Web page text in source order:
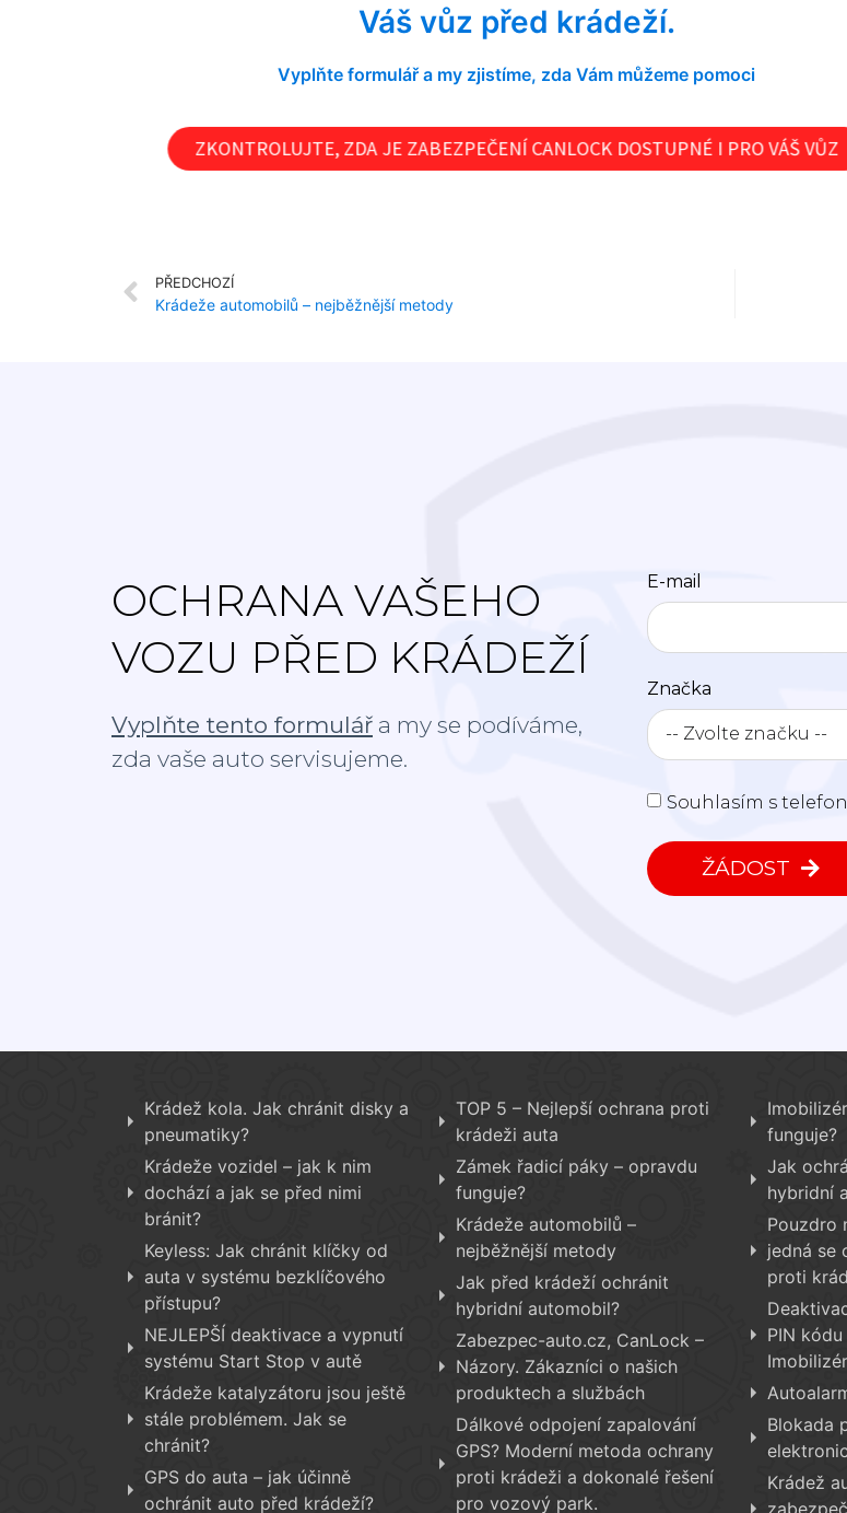
Váš vůz před krádeží.
Vyplňte formulář a my zjistíme, zda Vám můžeme pomoci
ZKONTROLUJTE, ZDA JE ZABEZPEČENÍ CANLOCK DOSTUPNÉ I PRO VÁŠ
PŘEDCHOZÍ
Krádeže automobilů – nejběžnější metody
OCHRANA VAŠEHO
VOZU PŘED KRÁDEŽÍ
Vyplňte tento formulář a my se podíváme,
zda vaše auto servisujeme.
E-mail
Značka
Souhlasím s
ŽÁDOST
Krádež kola. Jak chránit disky a
pneumatiky?
Krádeže vozidel – jak k nim
dochází a jak se před nimi
bránit?
Keyless: Jak chránit klíčky od
auta v systému bezklíčového
přístupu?
NEJLEPŠÍ deaktivace a vypnutí
systému Start Stop v autě
Krádeže katalyzátoru jsou ještě
stále problémem. Jak se
chránit?
GPS do auta – jak účinně
ochránit auto před krádeží?
TOP 5 – Nejlepší ochrana proti
krádeži auta
Zámek řadicí páky – opravdu
funguje?
Krádeže automobilů –
nejběžnější metody
Jak před krádeží ochránit
hybridní automobil?
Zabezpec-auto.cz, CanLock –
Názory. Zákazníci o našich
produktech a službách
Dálkové odpojení zapalování
GPS? Moderní metoda ochrany
proti krádeži a dokonalé řešení
pro vozový park.
funguje?
Jak
hybridní
Pouzdro
jedná se
proti
PIN
Blokada
Krádež